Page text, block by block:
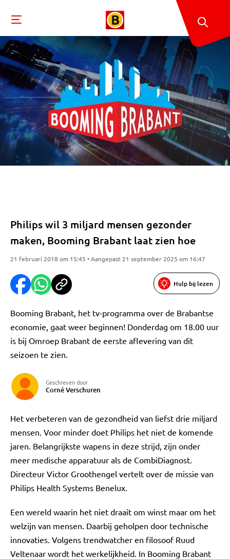
Philips wil 3 miljard mensen gezonder
maken, Booming Brabant laat zien hoe
21 februari 2018 om 15:45 • Aangepast 21 september 2025 om 16:47
Hulp bij lezen
Booming Brabant, het tv-programma over de Brabantse
economie, gaat weer beginnen! Donderdag om 18.00 uur
is bij Omroep Brabant de eerste aflevering van dit
seizoen te zien.
Geschreven door
Corné Verschuren
Het verbeteren van de gezondheid van liefst drie miljard
mensen. Voor minder doet Philips het niet de komende
jaren. Belangrijkste wapens in deze strijd, zijn onder
meer medische apparatuur als de CombiDiagnost.
Directeur Victor Groothengel vertelt over de missie van
Philips Health Systems Benelux.
Een wereld waarin het niet draait om winst maar om het
welzijn van mensen. Daarbij geholpen door technische
innovaties. Volgens trendwatcher en filosoof Ruud
Veltenaar wordt het werkelijkheid. In Booming Brabant